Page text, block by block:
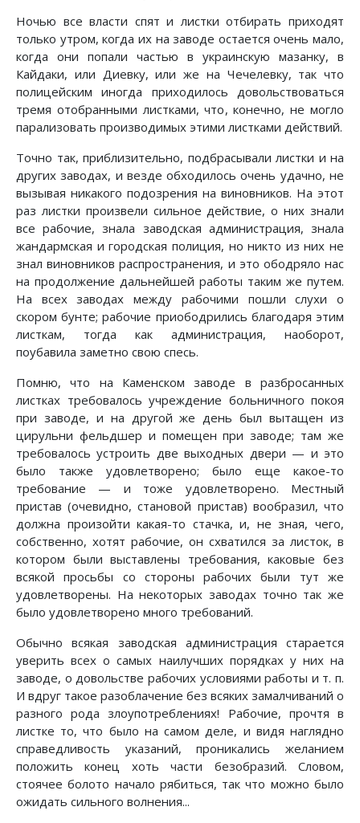
Ночью все власти спят и листки отбирать приходят
только утром, когда их на заводе остается очень мало,
когда они попали частью в украинскую мазанку, в
Кайдаки, или Диевку, или же на Чечелевку, так что
полицейским иногда приходилось довольствоваться
тремя отобранными листками, что, конечно, не могло
парализовать производимых этими листками действий.
Точно так, приблизительно, подбрасывали листки и на
других заводах, и везде обходилось очень удачно, не
вызывая никакого подозрения на виновников. На этот
раз листки произвели сильное действие, о них знали
все рабочие, знала заводская администрация, знала
жандармская и городская полиция, но никто из них не
знал виновников распространения, и это ободряло нас
на продолжение дальнейшей работы таким же путем.
На всех заводах между рабочими пошли слухи о
скором бунте; рабочие приободрились благодаря этим
листкам, тогда как администрация, наоборот,
поубавила заметно свою спесь.
Помню, что на Каменском заводе в разбросанных
листках требовалось учреждение больничного покоя
при заводе, и на другой же день был вытащен из
цирульни фельдшер и помещен при заводе; там же
требовалось устроить две выходных двери — и это
было также удовлетворено; было еще какое-то
требование — и тоже удовлетворено. Местный
пристав (очевидно, становой пристав) вообразил, что
должна произойти какая-то стачка, и, не зная, чего,
собственно, хотят рабочие, он схватился за листок, в
котором были выставлены требования, каковые без
всякой просьбы со стороны рабочих были тут же
удовлетворены. На некоторых заводах точно так же
было удовлетворено много требований.
Обычно всякая заводская администрация старается
уверить всех о самых наилучших порядках у них на
заводе, о довольстве рабочих условиями работы и т. п.
И вдруг такое разоблачение без всяких замалчиваний о
разного рода злоупотреблениях! Рабочие, прочтя в
листке то, что было на самом деле, и видя наглядно
справедливость указаний, проникались желанием
положить конец хоть части безобразий. Словом,
стоячее болото начало рябиться, так что можно было
ожидать сильного волнения...